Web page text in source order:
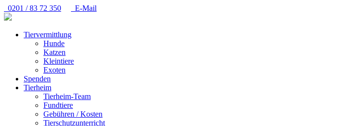
0201 / 83 72 350 E-Mail
Tiervermittlung
Hunde
Katzen
Kleintiere
Exoten
Spenden
Tierheim
Tierheim-Team
Fundtiere
Gebühren / Kosten
Tierschutzunterricht